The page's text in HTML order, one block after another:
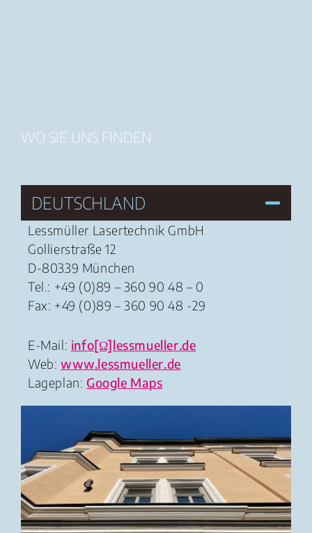
WO SIE UNS FINDEN
DEUTSCHLAND
Lessmüller Lasertechnik GmbH
Gollierstraße 12
D-80339 München
Tel.: +49 (0)89 – 360 90 48 – 0
Fax: +49 (0)89 – 360 90 48 -29
E-Mail: info[Ω]lessmueller.de
Web: www.lessmueller.de
Lageplan: Google Maps